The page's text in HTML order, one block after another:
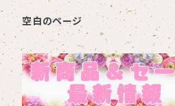
空白のページ